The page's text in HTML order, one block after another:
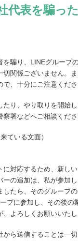
代表を騙っ
騙り、LINEグループ
関係ございません。
、十分にご注意くださ
り、やり取りを開始
署などへご相談くだ
ている文面）
応するため、新しい
追加は、私が参加し
ら、そのグループの
に参加し、その後の
よろしくお願いいたし
から送信することは一切